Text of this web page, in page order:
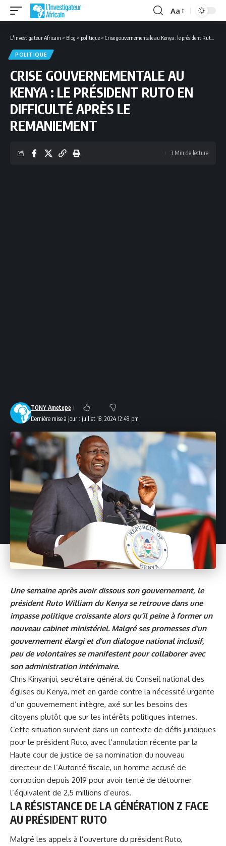
Font
Aa
L'investigateur Africain > Blog > politique > Crise gouvernementale au Kenya : le président Ruto en difficulté après le remaniement
POLITIQUE
CRISE GOUVERNEMENTALE AU
KENYA : LE PRÉSIDENT RUTO EN
DIFFICULTÉ APRÈS LE
REMANIEMENT
Dernière mise à jour : juillet 18, 2024 12:49 pm
TONY Ametepe
3 Min de lecture
Une semaine après avoir dissous son gouvernement, le
président Ruto William du Kenya se retrouve dans une
impasse politique croissante alors qu’il peine à former un
nouveau cabinet ministériel. Malgré ses promesses d’un
gouvernement élargi et d’un dialogue national inclusif,
peu de volontaires se manifestent pour collaborer avec
son administration intérimaire.
Chris Kinyanjui, secrétaire général du Conseil national des
églises du Kenya, met en garde contre la nécessité urgente
d’un gouvernement intègre, axé sur les besoins des
citoyens plutôt que sur les intérêts politiques internes.
Cette situation survient dans un contexte de défis juridiques
pour le président Ruto, avec l’annulation récente par la
Haute cour de justice de sa nomination du nouveau
directeur de l’Autorité fiscale, un homme accusé de
corruption depuis 2019 pour avoir tenté de détourner
l’équivalent de 2,5 millions d’euros.
LA RÉSISTANCE DE LA GÉNÉRATION Z FACE
AU PRÉSIDENT RUTO
Malgré les appels à l’ouverture du président Ruto,